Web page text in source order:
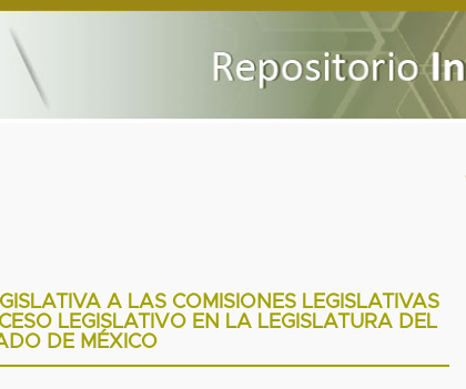
A LAS COMISIONES LEGISLATIVAS
LEGISLATIVO EN LA LEGISLATURA DEL
DE MÉXICO